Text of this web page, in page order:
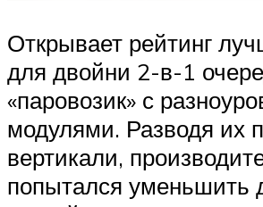
Открывает рейтинг
для двойни 2-в-1
«паровозик» с
модулями. Разводя их
вертикали,
попытался уменьшить